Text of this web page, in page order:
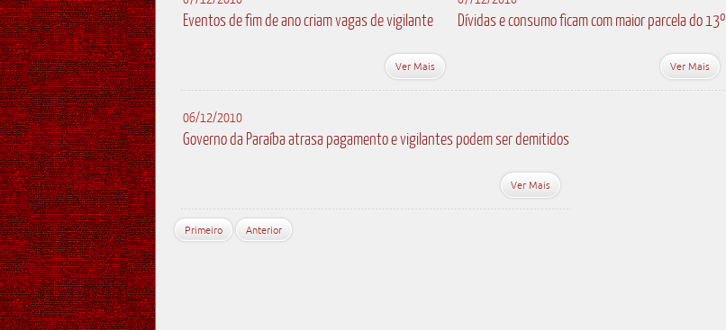
Eventos de fim de ano criam vagas de vigilante
Ver Mais
Dívidas e consumo ficam com maior parcela do 13º
Ver Mais
06/12/2010
Governo da Paraíba atrasa pagamento e vigilantes podem ser demitidos
Ver Mais
Primeiro Anterior